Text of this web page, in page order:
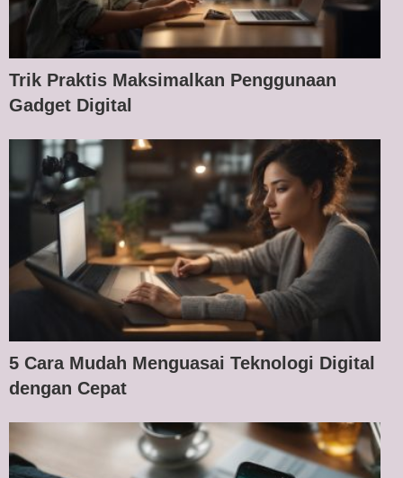
Trik Praktis Maksimalkan Penggunaan
Gadget Digital
5 Cara Mudah Menguasai Teknologi Digital
dengan Cepat